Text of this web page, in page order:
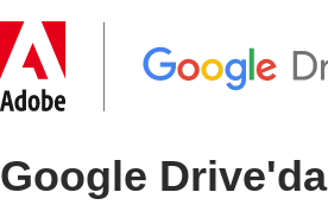
Google